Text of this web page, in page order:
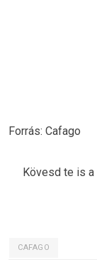
Forrás: Cafago
Kövesd te is a
CAFAGO